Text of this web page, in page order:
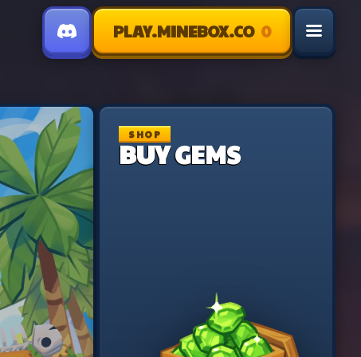
PLAY.MINEBOX.CO 0 menu
SHOP
BUY GEMS